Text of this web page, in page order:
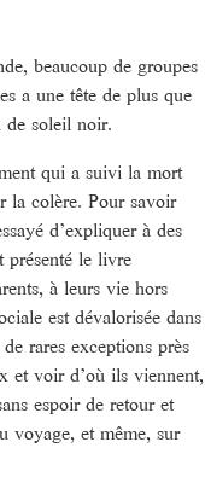
beaucoup de groupes
a une tête de plus que
de soleil noir.
qui a suivi la mort
la colère. Pour savoir
d’expliquer à des
présenté le livre
à leurs vie hors
est dévalorisée dans
rares exceptions près
et voir d’où ils viennent,
espoir de retour et
voyage, et même, sur